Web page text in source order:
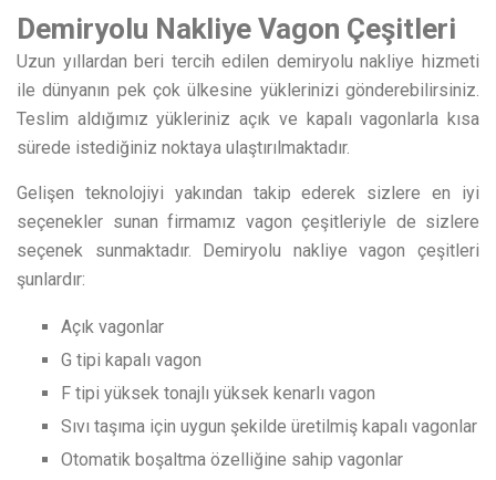
Demiryolu Nakliye Vagon Çeşitleri
Uzun yıllardan beri tercih edilen demiryolu nakliye hizmeti
ile dünyanın pek çok ülkesine yüklerinizi gönderebilirsiniz.
Teslim aldığımız yükleriniz açık ve kapalı vagonlarla kısa
sürede istediğiniz noktaya ulaştırılmaktadır.
Gelişen teknolojiyi yakından takip ederek sizlere en iyi
seçenekler sunan firmamız vagon çeşitleriyle de sizlere
seçenek sunmaktadır. Demiryolu nakliye vagon çeşitleri
şunlardır:
Açık vagonlar
G tipi kapalı vagon
F tipi yüksek tonajlı yüksek kenarlı vagon
Sıvı taşıma için uygun şekilde üretilmiş kapalı vagonlar
Otomatik boşaltma özelliğine sahip vagonlar